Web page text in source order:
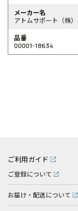
メーカー名
アトムサポート（株）
品番
00001-18634
ご利用ガイド
ご登録について
お届け・配送について